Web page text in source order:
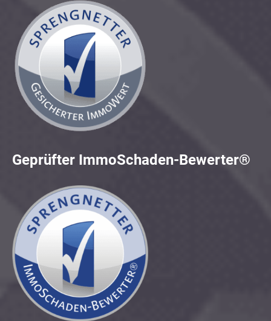
Geprüfter ImmoSchaden-Bewerter®